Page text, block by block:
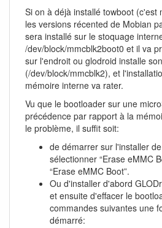
Si on à déjà installé towboot (c'est
les versions récented de Mobian
sera installé sur le stoquage
/dev/block/mmcblk2boot0 et il va
sur l'endroit ou glodroid installe
(/dev/block/mmcblk2), et
mémoire interne va rater.
Vu que le bootloader sur une
précédence par rapport à la
le problème, il suffit soit:
de démarrer sur l'installer
sélectionner “Erase eMMC
“Erase eMMC Boot”.
Ou d'installer d'abord
et ensuite d'effacer le
commandes suivantes une
démarré: